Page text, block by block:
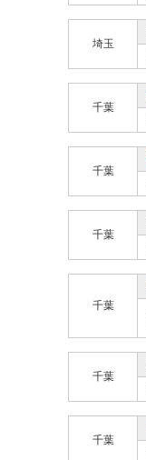
埼玉
千葉
千葉
千葉
千葉
千葉
千葉